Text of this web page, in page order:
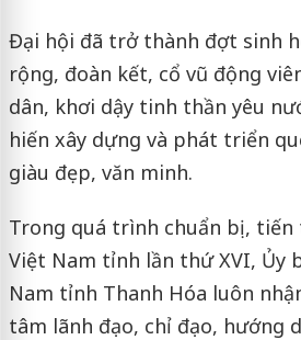
Đại hội đã trở thành đợt sinh
rộng, đoàn kết, cổ vũ động
dân, khơi dậy tinh thần yêu
hiến xây dựng và phát triển
giàu đẹp, văn minh.
Trong quá trình chuẩn bị,
Việt Nam tỉnh lần thứ XVI, Ủy
Nam tỉnh Thanh Hóa luôn
tâm lãnh đạo, chỉ đạo, hướng